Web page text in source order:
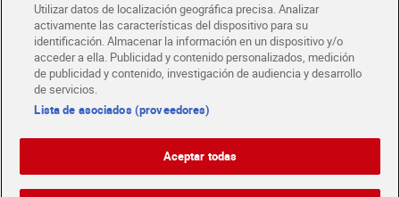
Salsa de queso Doritos 280
Salsa agridulce Maggi 355
g
Utilizar datos de localización geográfica precisa. Analizar
activamente las características del dispositivo para su
identificación. Almacenar la información en un dispositivo y/o
acceder a ella. Publicidad y contenido personalizados, medición
de publicidad y contenido, investigación de audiencia y desarrollo
de servicios.
Lista de asociados (proveedores)
Aceptar todas